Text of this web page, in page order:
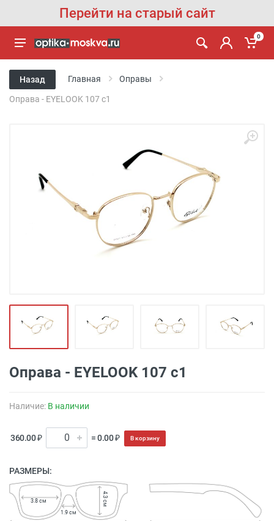
Перейти на старый сайт
0
Назад Главная Оправы
Оправа - EYELOOK 107 с1
Оправа - EYELOOK 107 с1
Наличие: В наличии
360.00 ₽ = 0.00 ₽ В корзину
РАЗМЕРЫ:
1.9 см
3.8 см 4.3 см